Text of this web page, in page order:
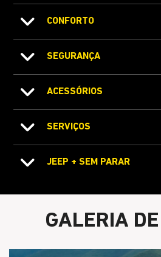
CONFORTO
SEGURANÇA
ACESSÓRIOS
SERVIÇOS
JEEP + SEM PARAR
GALERIA